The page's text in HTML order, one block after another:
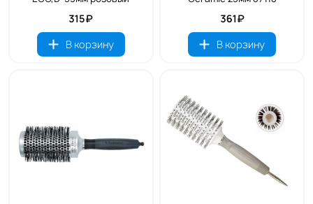
315₽
В корзину
361₽
В корзину